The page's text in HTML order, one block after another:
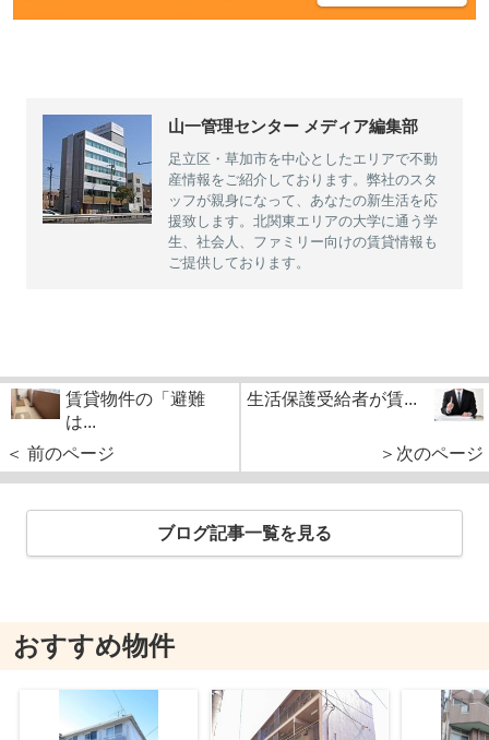
山一管理センター メディア編集部
足立区・草加市を中心としたエリアで不動
産情報をご紹介しております。弊社のスタ
ッフが親身になって、あなたの新生活を応
援致します。北関東エリアの大学に通う学
生、社会人、ファミリー向けの賃貸情報も
ご提供しております。
賃貸物件の「避難
は...
＜ 前のページ
生活保護受給者が賃...
＞次のページ
ブログ記事一覧を見る
おすすめ物件